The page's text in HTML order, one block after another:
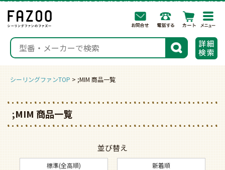
検索
シーリングファンTOP ;MIM 商品一覧
;MIM 商品一覧
並び替え
標準(全高順) 新着順